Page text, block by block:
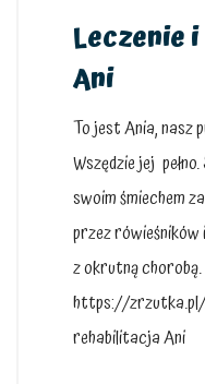
Leczenie
Ani
To jest Ania, nasz
Wszędzie jej
swoim śmiechem
przez rówieśników
z okrutną chorobą.
https://zrzutka.pl/
rehabilitacja Ani